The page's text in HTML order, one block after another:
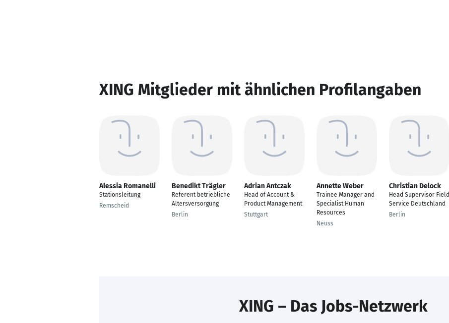
XING Mitglieder mit ähnlichen Profilangaben
Alessia Romanelli
Stationsleitung
Remscheid
Benedikt Trägler
Referent betriebliche
Altersversorgung
Berlin
Adrian Antczak
Head of Account &
Product Management
Stuttgart
Annette Weber
Trainee Manager and
Specialist Human
Resources
Neuss
Christian Delock
Head Supervisor Field
Service Deutschland
Berlin
XING – Das Jobs-Netzwerk